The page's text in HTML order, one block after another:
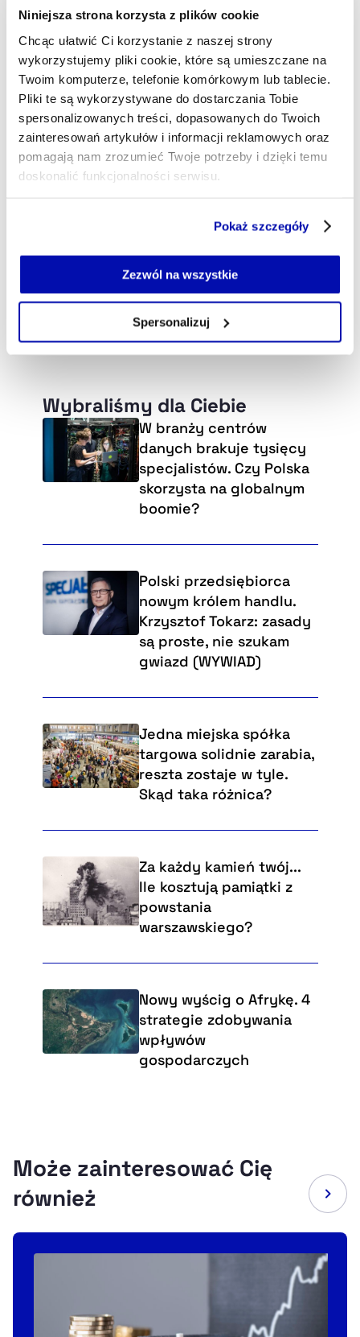
Niniejsza strona korzysta z plików cookie
Chcąc ułatwić Ci korzystanie z naszej strony
wykorzystujemy pliki cookie, które są umieszczane na
Twoim komputerze, telefonie komórkowym lub tablecie.
Pliki te są wykorzystywane do dostarczania Tobie
spersonalizowanych treści, dopasowanych do Twoich
zainteresowań artykułów i informacji reklamowych oraz
pomagają nam zrozumieć Twoje potrzeby i dzięki temu
doskonalić funkcjonalności serwisu.
Jeżeli nie wyrażasz zgody na zapisywanie plików cookie,
możesz łatwo zarządzać swoimi uprawnieniami, np. we
własnej przeglądarce internetowej lub po wybraniu opcji
Pokaż szczegóły
Zezwól na wszystkie
Spersonalizuj
Wybraliśmy dla Ciebie
W branży centrów
danych brakuje tysięcy
specjalistów. Czy Polska
skorzysta na globalnym
boomie?
Polski przedsiębiorca
nowym królem handlu.
Krzysztof Tokarz: zasady
są proste, nie szukam
gwiazd (WYWIAD)
Jedna miejska spółka
targowa solidnie zarabia,
reszta zostaje w tyle.
Skąd taka różnica?
Za każdy kamień twój...
Ile kosztują pamiątki z
powstania
warszawskiego?
Nowy wyścig o Afrykę. 4
strategie zdobywania
wpływów
gospodarczych
są góry, fascynuje mnie również Dolny Śląsk. Nie
Wierzę w słowo - pisane, czytane i mówione.
szymon.matuszynski@xyz.pl
Może zainteresować Cię
również